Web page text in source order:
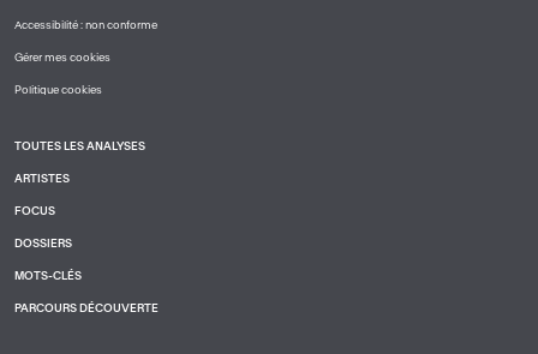
Accessibilité : non conforme
Gérer mes cookies
Politique cookies
DE
PAGE
2
TOUTES LES ANALYSES
ARTISTES
FOCUS
DOSSIERS
MOTS-CLÉS
PARCOURS DÉCOUVERTE